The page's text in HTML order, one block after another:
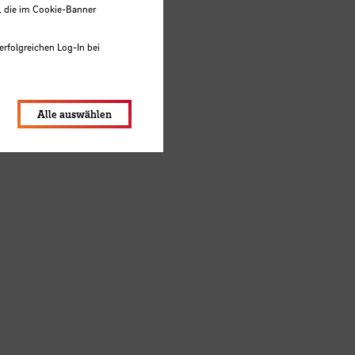
die im Cookie-Banner
Log-In bei
Alle auswählen